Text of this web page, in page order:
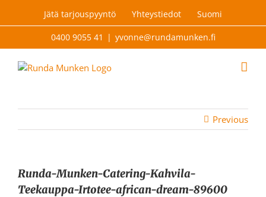
Jätä tarjouspyyntö Yhteystiedot Suomi
0400 9055 41 | yvonne@rundamunken.fi
Previous
Runda-Munken-Catering-Kahvila-
Teekauppa-Irtotee-african-dream-89600